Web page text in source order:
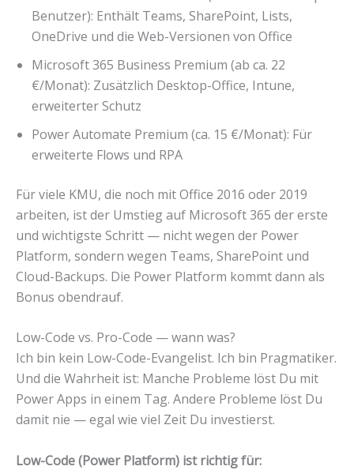
Benutzer): Enthält Teams, SharePoint, Lists,
OneDrive und die Web-Versionen von Office
Microsoft 365 Business Premium (ab ca. 22
€/Monat): Zusätzlich Desktop-Office, Intune,
erweiterter Schutz
Power Automate Premium (ca. 15 €/Monat): Für
erweiterte Flows und RPA
Für viele KMU, die noch mit Office 2016 oder 2019
arbeiten, ist der Umstieg auf Microsoft 365 der erste
und wichtigste Schritt — nicht wegen der Power
Platform, sondern wegen Teams, SharePoint und
Cloud-Backups. Die Power Platform kommt dann als
Bonus obendrauf.
Low-Code vs. Pro-Code — wann was?
Ich bin kein Low-Code-Evangelist. Ich bin Pragmatiker.
Und die Wahrheit ist: Manche Probleme löst Du mit
Power Apps in einem Tag. Andere Probleme löst Du
damit nie — egal wie viel Zeit Du investierst.
Low-Code (Power Platform) ist richtig für: